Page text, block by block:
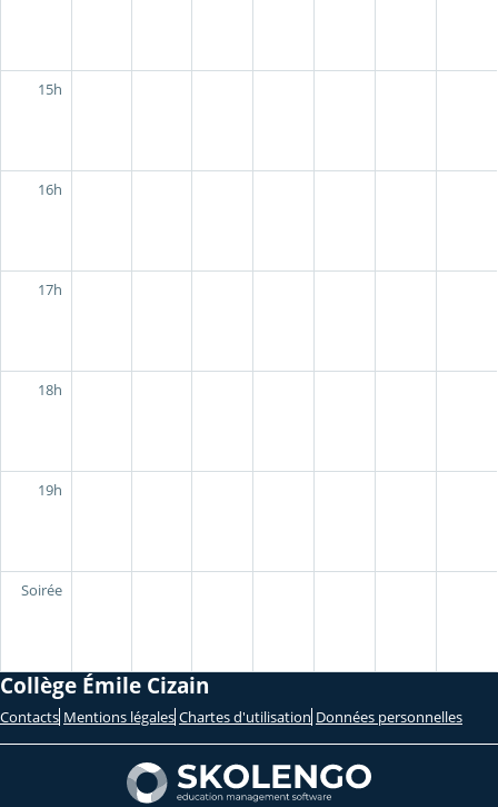
15h
16h
17h
18h
19h
Soirée
Collège Émile Cizain
Contacts Mentions légales Chartes d'utilisation Données personnelles